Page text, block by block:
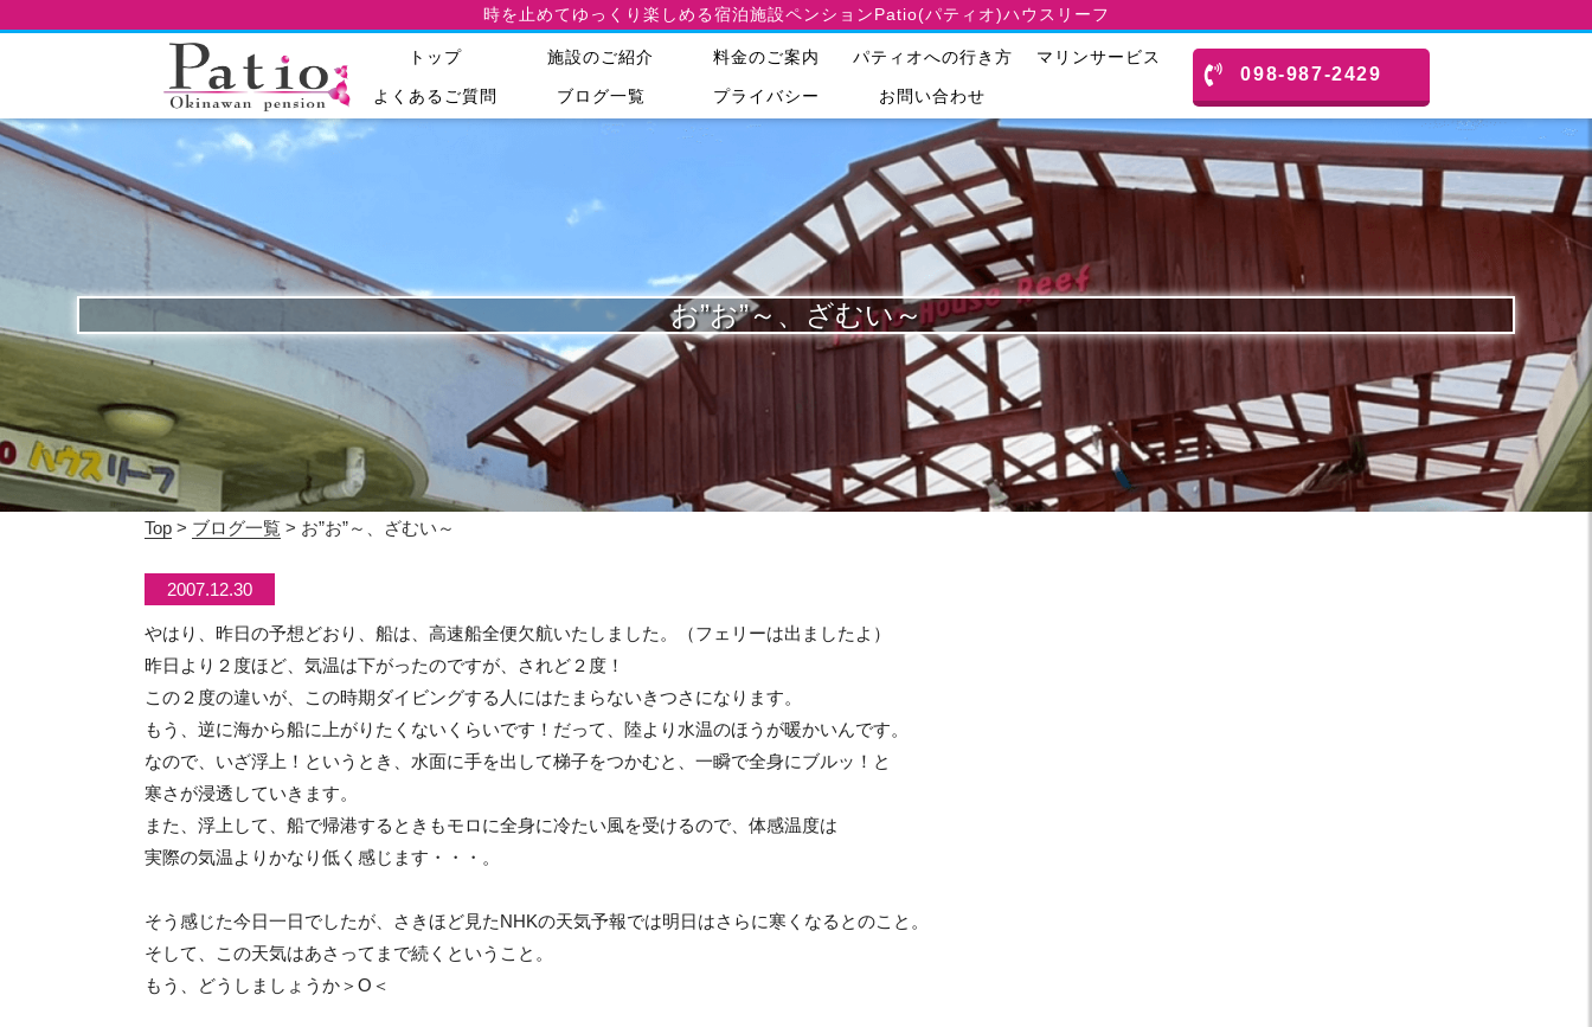
時を止めてゆっくり楽しめる宿泊施設ペンションPatio(パティオ)ハウスリーフ
トップ 施設のご紹介 料金のご案内 パティオへの行き方 マリンサービス
よくあるご質問 ブログ一覧 プライバシー お問い合わせ
098-987-2429
お”お”～、ざむい～
Top > ブログ一覧 > お”お”～、ざむい～
2007.12.30
やはり、昨日の予想どおり、船は、高速船全便欠航いたしました。（フェリーは出ましたよ）
昨日より２度ほど、気温は下がったのですが、されど２度！
この２度の違いが、この時期ダイビングする人にはたまらないきつさになります。
もう、逆に海から船に上がりたくないくらいです！だって、陸より水温のほうが暖かいんです。
なので、いざ浮上！というとき、水面に手を出して梯子をつかむと、一瞬で全身にブルッ！と
寒さが浸透していきます。
また、浮上して、船で帰港するときもモロに全身に冷たい風を受けるので、体感温度は
実際の気温よりかなり低く感じます・・・。
そう感じた今日一日でしたが、さきほど見たNHKの天気予報では明日はさらに寒くなるとのこと。
そして、この天気はあさってまで続くということ。
もう、どうしましょうか＞O＜